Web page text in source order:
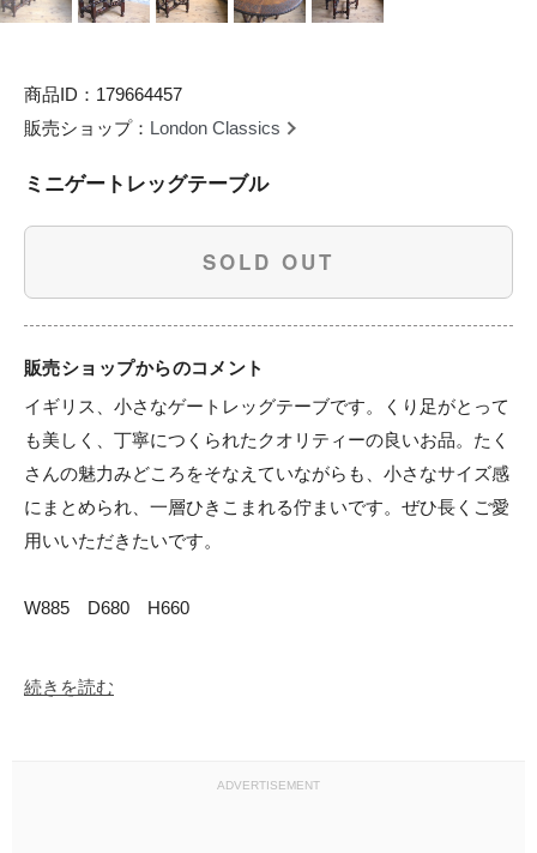
商品ID：179664457
販売ショップ： London Classics
ミニゲートレッグテーブル
SOLD OUT
販売ショップからのコメント
イギリス、小さなゲートレッグテーブです。くり足がとって
も美しく、丁寧につくられたクオリティーの良いお品。たく
さんの魅力みどころをそなえていながらも、小さなサイズ感
にまとめられ、一層ひきこまれる佇まいです。ぜひ長くご愛
用いいただきたいです。
W885　D680　H660
続きを読む
ADVERTISEMENT